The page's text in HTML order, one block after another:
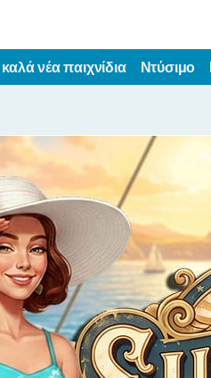
νέα παιχνίδια Ντύσιμο